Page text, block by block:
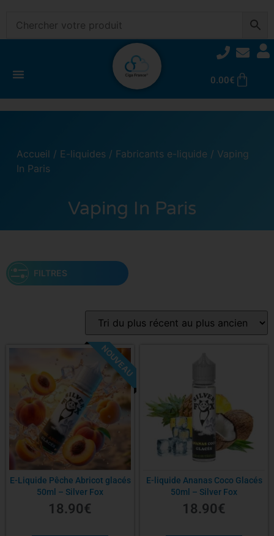
0.00€
Accueil / E-liquides / Fabricants e-liquide / Vaping
In Paris
Vaping In Paris
Saveur
Contenance
NOUVEAU
E-Liquide Pêche Abricot glacés
50ml – Silver Fox
18.90€
E-liquide Ananas Coco Glacés
50ml – Silver Fox
18.90€